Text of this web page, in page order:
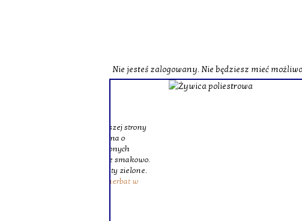
Nie jesteś zalogowany. Nie będziesz mieć